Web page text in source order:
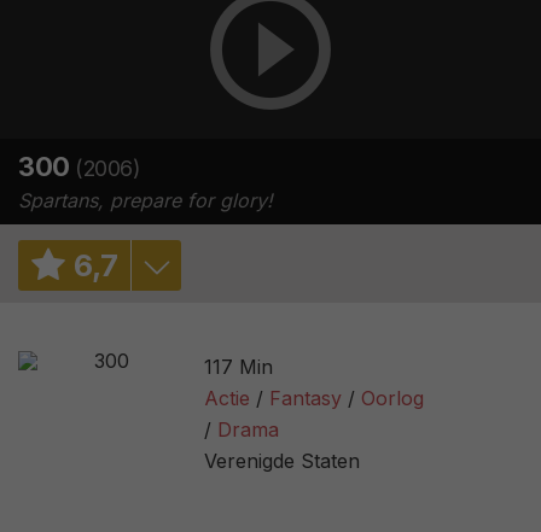
300 (2006)
Spartans, prepare for glory!
6,7
7,6/ 915490
61% / 238
117 Min
Actie
Fantasy
Oorlog
Drama
Verenigde Staten